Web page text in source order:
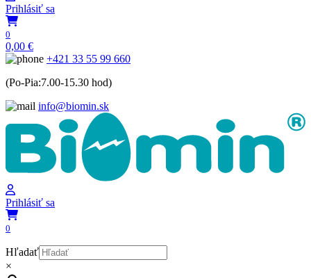
Prihlásiť sa
0
0,00 €
+421 33 55 99 660
(Po-Pia:7.00-15.30 hod)
info@biomin.sk
Prihlásiť sa
0
Hľadať
×